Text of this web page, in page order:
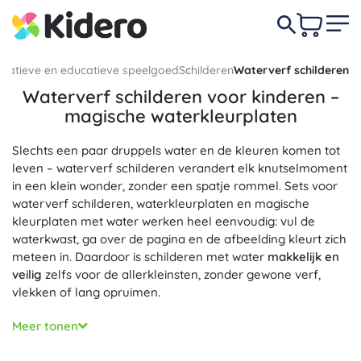
en educatieve speelgoedSchilderenWaterverf schilderen
Waterverf schilderen voor kinderen –
magische waterkleurplaten
Slechts een paar druppels water en de kleuren komen tot
leven – waterverf schilderen verandert elk knutselmoment
in een klein wonder, zonder een spatje rommel. Sets voor
waterverf schilderen, waterkleurplaten en magische
kleurplaten met water werken heel eenvoudig: vul de
waterkwast, ga over de pagina en de afbeelding kleurt zich
meteen in. Daardoor is schilderen met water makkelijk en
veilig zelfs voor de allerkleinsten, zonder gewone verf,
vlekken of lang opruimen.
Watertekenen is ideaal voor peuterspeelzaal en jonge
schoolkinderen: het traint de pengreep, oog-
Meer tonen